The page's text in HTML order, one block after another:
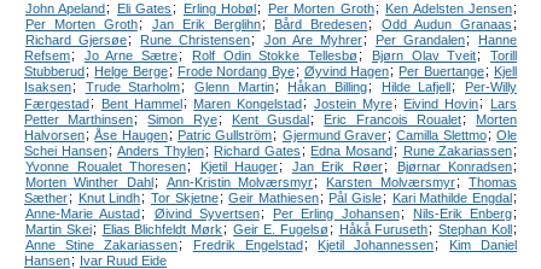
John Apeland ; Eli Gates ; Erling Hobøl ; Per Morten Groth; Ken Adelsten Jensen;
Per Morten Groth; Jan Erik Berglihn ; Bård Bredesen; Odd Audun Granaas ;
Richard Gjersøe; Rune Christensen; Jon Are Myhrer; Per Grandalen;
Hanne
Refsem; Jo Arne Sætre; Rolf Odin Stokke Tellesbø ; Bjørn Olav Tveit; Torill
Stubberud ; Helge Berge; Frode Nordang Bye ; Øyvind Hagen; Per Buertange; Kjell
Isaksen; Trude Starholm; Glenn Martin; Håkan Billing; Hilde Lafjell ;
Per-Willy
Færgestad; Bent Hammel ; Maren Kongelstad; Jostein Myre; Eivind Hovin;
Lars
Petter Marthinsen; Simon Rye; Kent Gusdal; Eric Francois Roualet;
Morten
Halvorsen; Åse Haugen; Patric Gullström; Gjermund Graver; Camilla Slettmo; Ole
Schei Hansen ; Anders Thylen; Richard Gates ; Edna Mosand; Rune Zakariassen;
Yvonne Roualet Thoresen; Kjetil Hauger; Jan Erik Røer; Bjørnar Konradsen;
Morten Winther Dahl ; Ann-Kristin Molværsmyr; Karsten Molværsmyr; Thomas
Sæther; Knut Lindh; Tor Skjetne ; Geir Mathiesen; Pål Gisle; Kari Mathilde Engdal;
Anne-Marie Austad; Øivind Syvertsen; Per Erling Johansen ; Nils-Erik Enberg;
Martin Skei; Elias Blichfeldt Mørk ; Geir E. Fugelsø ; Håkå Furuseth; Stephan Koll;
Anne Stine Zakariassen; Fredrik Engelstad ; Kjetil Johannessen;
Kim Daniel
Hansen; Ivar Ruud Eide